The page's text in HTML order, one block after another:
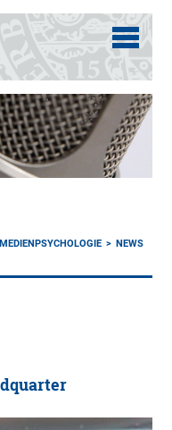
MEDIENPSYCHOLOGIE
NEWS